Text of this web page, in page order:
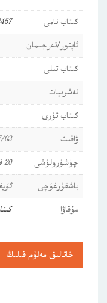
كىتاب نامى
ئاپتور/تەرجىمان
كىتاب تىلى
نەشرىيات
كىتاب تۈرى
ۋاقىت
03
چۈشۈرۈلۈشى
20 قېتىم
باشقۇرغۇچى
مۇقاۋا
خاتالىق مەلۇم قىلىڭ